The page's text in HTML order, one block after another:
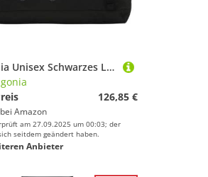
Patagonia Unisex Schwarzes Loch Duffel 40 l Tasche
126,85 €
Amazon
am 27.09.2025 um 00:03; der
seitdem geändert haben.
Anbieter